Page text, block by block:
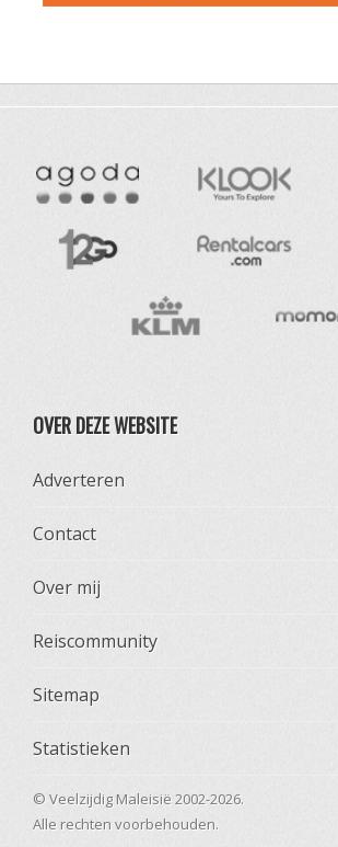
OVER DEZE WEBSITE
Adverteren
Contact
Over mij
Reiscommunity
Sitemap
Statistieken
© Veelzijdig Maleisië 2002-2026.
Alle rechten voorbehouden.